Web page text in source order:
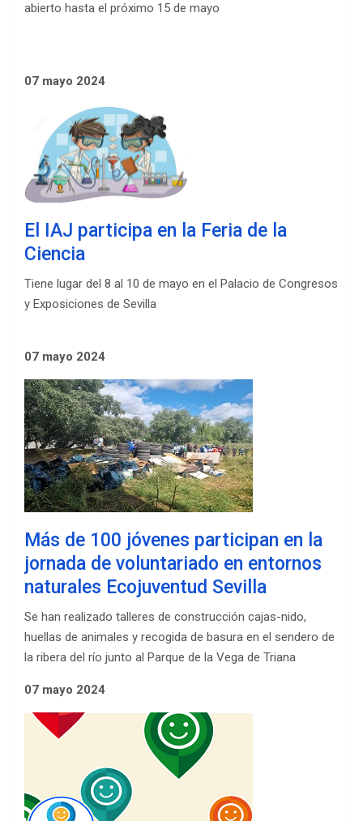
abierto hasta el próximo 15 de mayo
07 mayo 2024
El IAJ participa en la Feria de la
Ciencia
Tiene lugar del 8 al 10 de mayo en el Palacio de Congresos
y Exposiciones de Sevilla
07 mayo 2024
Más de 100 jóvenes participan en la
jornada de voluntariado en entornos
naturales Ecojuventud Sevilla
Se han realizado talleres de construcción cajas-nido,
huellas de animales y recogida de basura en el sendero de
la ribera del río junto al Parque de la Vega de Triana
07 mayo 2024